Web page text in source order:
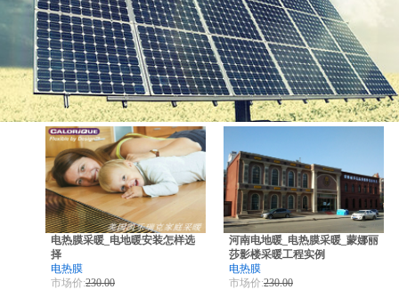
电热膜采暖_电地暖安装怎样选
择
电热膜
市场价:230.00
河南电地暖_电热膜采暖_蒙娜丽
莎影楼采暖工程实例
电热膜
市场价:230.00